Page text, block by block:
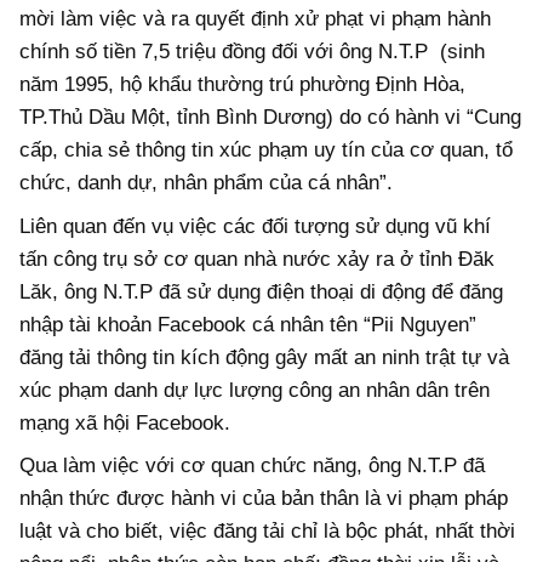
mời làm việc và ra quyết định xử phạt vi phạm hành
chính số tiền 7,5 triệu đồng đối với ông N.T.P (sinh
năm 1995, hộ khẩu thường trú phường Định Hòa,
TP.Thủ Dầu Một, tỉnh Bình Dương) do có hành vi “Cung
cấp, chia sẻ thông tin xúc phạm uy tín của cơ quan, tổ
chức, danh dự, nhân phẩm của cá nhân”.
Liên quan đến vụ việc các đối tượng sử dụng vũ khí
tấn công trụ sở cơ quan nhà nước xảy ra ở tỉnh Đăk
Lăk, ông N.T.P đã sử dụng điện thoại di động để đăng
nhập tài khoản Facebook cá nhân tên “Pii Nguyen”
đăng tải thông tin kích động gây mất an ninh trật tự và
xúc phạm danh dự lực lượng công an nhân dân trên
mạng xã hội Facebook.
Qua làm việc với cơ quan chức năng, ông N.T.P đã
nhận thức được hành vi của bản thân là vi phạm pháp
luật và cho biết, việc đăng tải chỉ là bộc phát, nhất thời